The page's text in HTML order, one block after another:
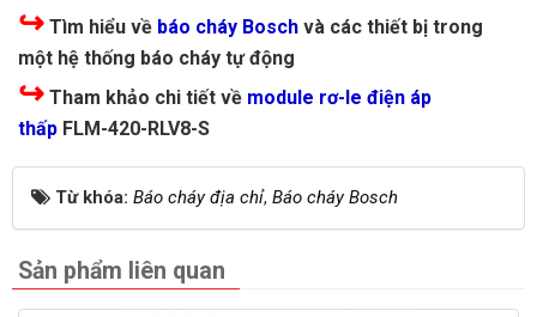
↪ Tìm hiểu về báo cháy Bosch và các thiết bị trong
một hệ thống báo cháy tự động
↪ Tham khảo chi tiết về module rơ-le điện áp
thấp FLM-420-RLV8-S
Từ khóa: Báo cháy địa chỉ, Báo cháy Bosch
Sản phẩm liên quan